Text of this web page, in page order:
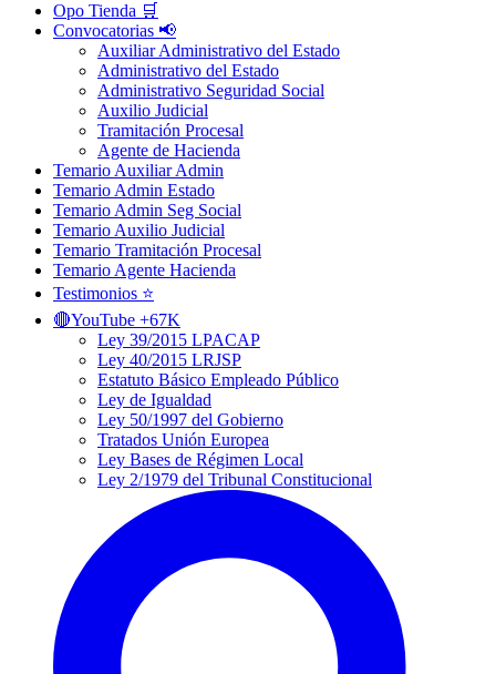
Opo Tienda 🛒
Convocatorias 📢
Auxiliar Administrativo del Estado
Administrativo del Estado
Administrativo Seguridad Social
Auxilio Judicial
Tramitación Procesal
Agente de Hacienda
Temario Auxiliar Admin
Temario Admin Estado
Temario Admin Seg Social
Temario Auxilio Judicial
Temario Tramitación Procesal
Temario Agente Hacienda
Testimonios ⭐️
🔴YouTube +67K
Ley 39/2015 LPACAP
Ley 40/2015 LRJSP
Estatuto Básico Empleado Público
Ley de Igualdad
Ley 50/1997 del Gobierno
Tratados Unión Europea
Ley Bases de Régimen Local
Ley 2/1979 del Tribunal Constitucional